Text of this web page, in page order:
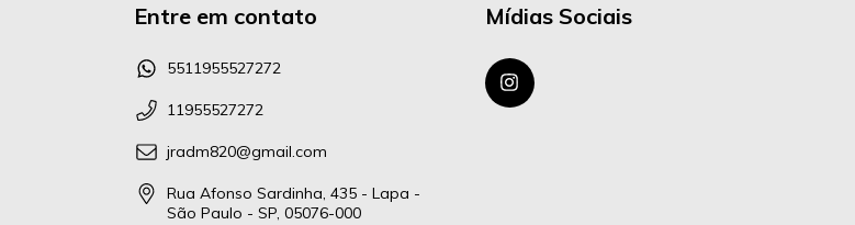
Entre em contato
5511955527272
11955527272
jradm820@gmail.com
Rua Afonso Sardinha, 435 - Lapa -
São Paulo - SP, 05076-000
Mídias Sociais